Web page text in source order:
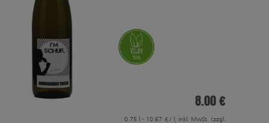
8.00 €
0.75 l - 10.67 €/ l, inkl. MwSt. (zzgl.